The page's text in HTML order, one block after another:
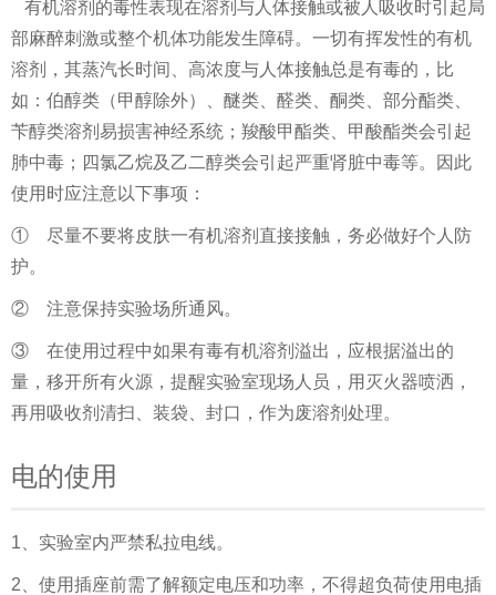
有机溶剂的毒性表现在溶剂与人体接触或被人吸收时引起局
部麻醉刺激或整个机体功能发生障碍。一切有挥发性的有机
溶剂，其蒸汽长时间、高浓度与人体接触总是有毒的，比
如：伯醇类（甲醇除外）、醚类、醛类、酮类、部分酯类、
苄醇类溶剂易损害神经系统；羧酸甲酯类、甲酸酯类会引起
肺中毒；四氯乙烷及乙二醇类会引起严重肾脏中毒等。因此
使用时应注意以下事项：
① 尽量不要将皮肤一有机溶剂直接接触，务必做好个人防
护。
② 注意保持实验场所通风。
③ 在使用过程中如果有毒有机溶剂溢出，应根据溢出的
量，移开所有火源，提醒实验室现场人员，用灭火器喷洒，
再用吸收剂清扫、装袋、封口，作为废溶剂处理。
电的使用
1、实验室内严禁私拉电线。
2、使用插座前需了解额定电压和功率，不得超负荷使用电插